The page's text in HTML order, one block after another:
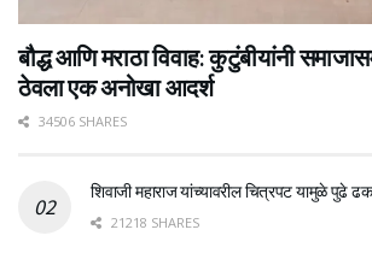
बौद्ध आणि मराठा विवाह: कुटुंबीयांनी
ठेवला एक अनोखा आदर्श
34506 SHARES
शिवाजी महाराज यांच्यावरील चित्रपट यामुळे पुढे
21218 SHARES